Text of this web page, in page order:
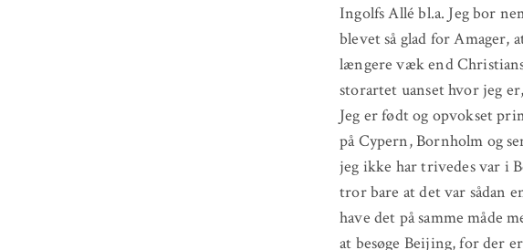
Ingolfs Allé bl.a. Jeg bor
blevet så glad for Amager,
længere væk end
storartet uanset hvor jeg
Jeg er født og opvokset
på Cypern, Bornholm og
jeg ikke har trivedes var i
tror bare at det var sådan
have det på samme måde
at besøge Beijing, for der